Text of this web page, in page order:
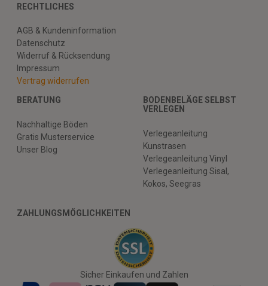
RECHTLICHES
AGB & Kundeninformation
Datenschutz
Widerruf & Rücksendung
Impressum
Vertrag widerrufen
BERATUNG
Nachhaltige Böden
Gratis Musterservice
Unser Blog
BODENBELÄGE SELBST
VERLEGEN
Verlegeanleitung
Kunstrasen
Verlegeanleitung Vinyl
Verlegeanleitung Sisal,
Kokos, Seegras
ZAHLUNGSMÖGLICHKEITEN
Sicher Einkaufen und Zahlen